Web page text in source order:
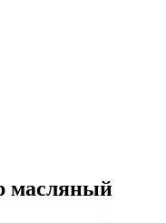
масляный